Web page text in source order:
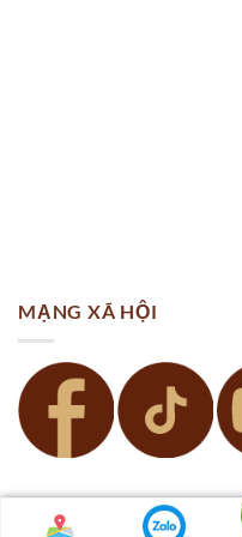
MẠNG XÃ HỘI